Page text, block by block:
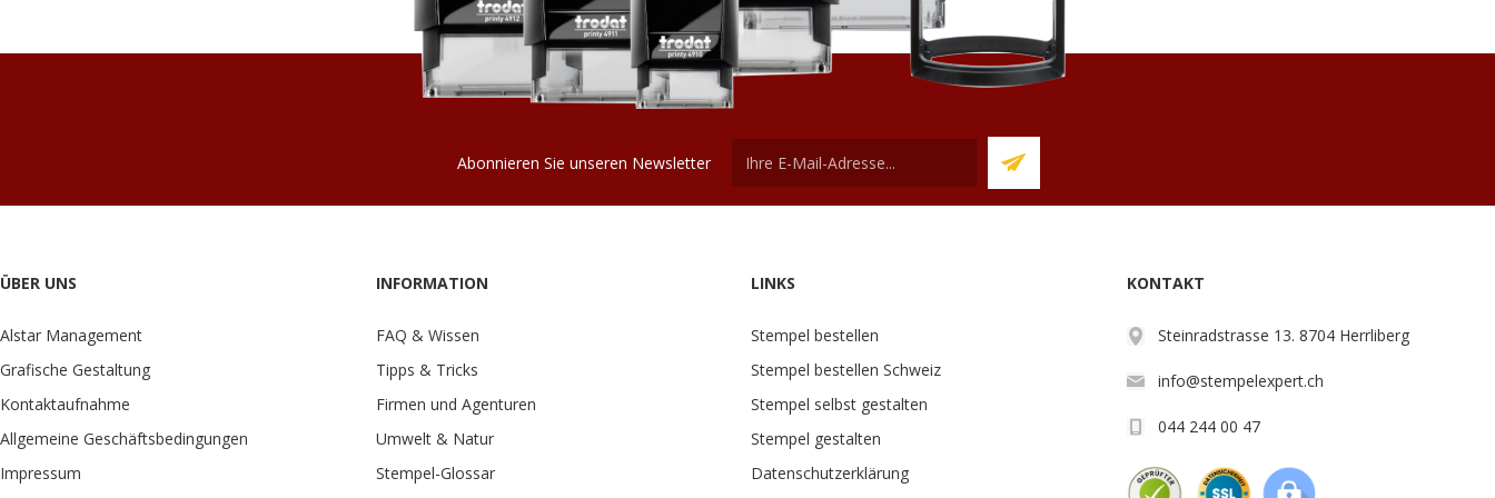
Abonnieren Sie unseren Newsletter
ÜBER UNS
Alstar Management
Grafische Gestaltung
Kontaktaufnahme
Allgemeine Geschäftsbedingungen
Impressum
INFORMATION
FAQ & Wissen
Tipps & Tricks
Firmen und Agenturen
Umwelt & Natur
Stempel-Glossar
LINKS
Stempel bestellen
Stempel bestellen Schweiz
Stempel selbst gestalten
Stempel gestalten
Datenschutzerklärung
KONTAKT
Steinradstrasse 13. 8704 Herrliberg
info@stempelexpert.ch
044 244 00 47